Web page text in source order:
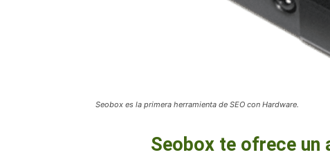
Seobox es la primera herramienta de SEO con Hardware.
Seobox te ofrece un